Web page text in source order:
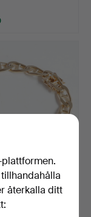
i 14 k guld.
'BNH…
återkalla ditt